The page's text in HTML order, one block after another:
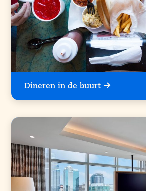
Dineren in de buurt